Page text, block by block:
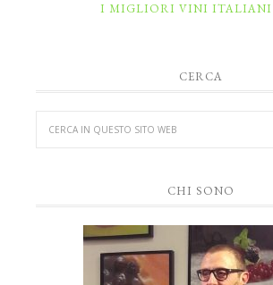
I MIGLIORI VINI ITALIANI
CERCA
CHI SONO